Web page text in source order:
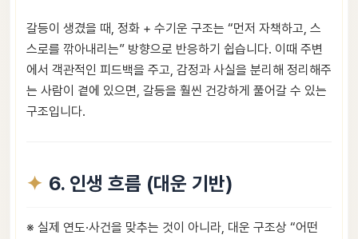
갈등이 생겼을 때, 정화 + 수기운 구조는 “먼저 자책하고, 스
스로를 깎아내리는” 방향으로 반응하기 쉽습니다. 이때 주변
에서 객관적인 피드백을 주고, 감정과 사실을 분리해 정리해주
는 사람이 곁에 있으면, 갈등을 훨씬 건강하게 풀어갈 수 있는
구조입니다.
6. 인생 흐름 (대운 기반)
※ 실제 연도·사건을 맞추는 것이 아니라, 대운 구조상 “어떤